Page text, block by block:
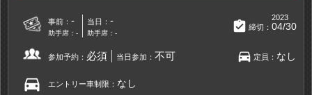
事前： -
助手席：-
当日： -
助手席：- assignment_turned_in 締切：
2023
04/30
参加予約： 必須 当日参加： 不可 directions_car 定員： なし
directions_car エントリー車制限： なし